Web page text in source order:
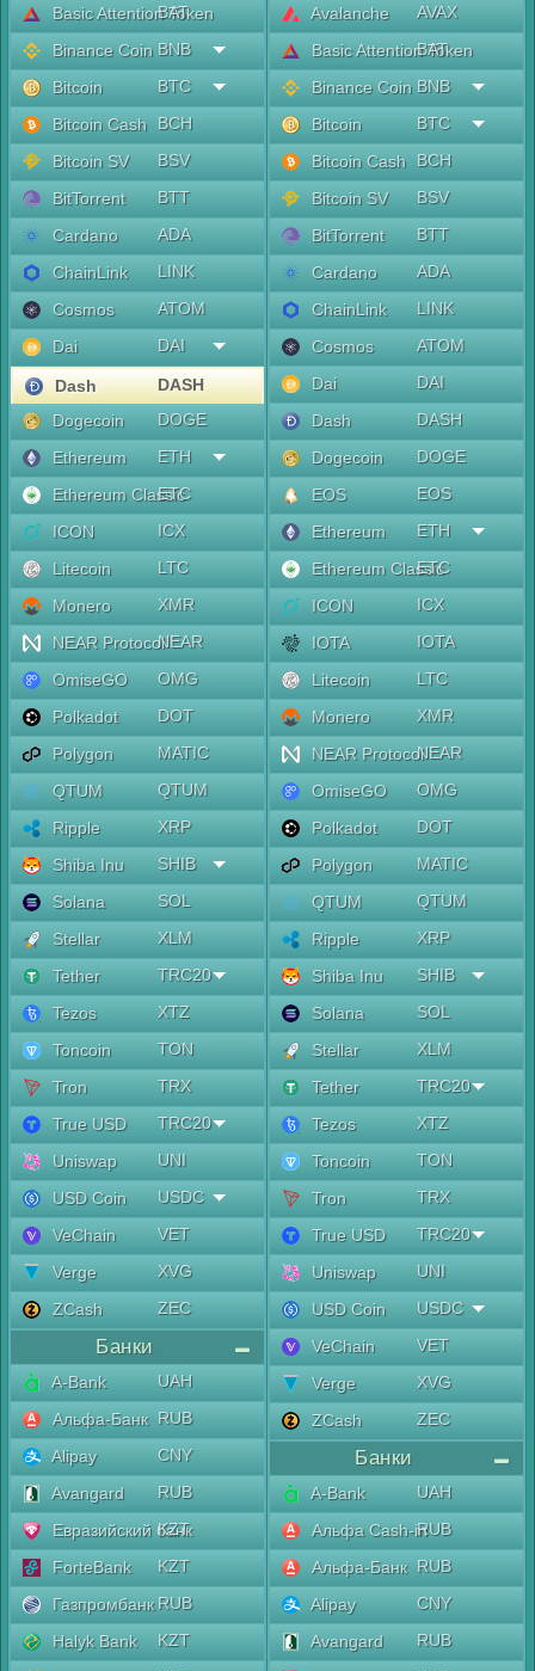
Basic Attention Token
BAT
Binance Coin BNB
Bitcoin
BTC
Bitcoin Cash
BCH
Bitcoin SV
BSV
BitTorrent
BTT
Cardano
ADA
ChainLink
LINK
Cosmos
ATOM
Dai
DAI
Dash
DASH
Dogecoin
DOGE
Ethereum
ETH
Ethereum Classic
ETC
ICON
ICX
Litecoin
LTC
Monero
XMR
NEAR ProtocolNEAR
OmiseGO
OMG
Polkadot
DOT
Polygon
MATIC
QTUM
QTUM
Ripple
XRP
Shiba Inu
SHIB
Solana
SOL
Stellar
XLM
Tether
TRC20
Tezos
XTZ
Toncoin
TON
Tron
TRX
True USD
TRC20
Uniswap
UNI
USD Coin
USDC
VeChain
VET
Verge
XVG
ZCash
ZEC
Банки
A-Bank
UAH
Альфа-Банк RUB
Alipay
CNY
Avangard
RUB
Евразийский банк
KZT
ForteBank
KZT
Газпромбанк RUB
Halyk Bank
KZT
Avalanche
AVAX
Basic Attention Token
BAT
Binance Coin BNB
Bitcoin
BTC
Bitcoin Cash
BCH
Bitcoin SV
BSV
BitTorrent
BTT
Cardano
ADA
ChainLink
LINK
Cosmos
ATOM
Dai
DAI
Dash
DASH
Dogecoin
DOGE
EOS
EOS
Ethereum
ETH
Ethereum Classic
ETC
ICON
ICX
IOTA
IOTA
Litecoin
LTC
Monero
XMR
NEAR ProtocolNEAR
OmiseGO
OMG
Polkadot
DOT
Polygon
MATIC
QTUM
QTUM
Ripple
XRP
Shiba Inu
SHIB
Solana
SOL
Stellar
XLM
Tether
TRC20
Tezos
XTZ
Toncoin
TON
Tron
TRX
True USD
TRC20
Uniswap
UNI
USD Coin
USDC
VeChain
VET
Verge
XVG
ZCash
ZEC
Банки
A-Bank
UAH
Альфа Cash-inRUB
Альфа-Банк RUB
Alipay
CNY
Avangard
RUB